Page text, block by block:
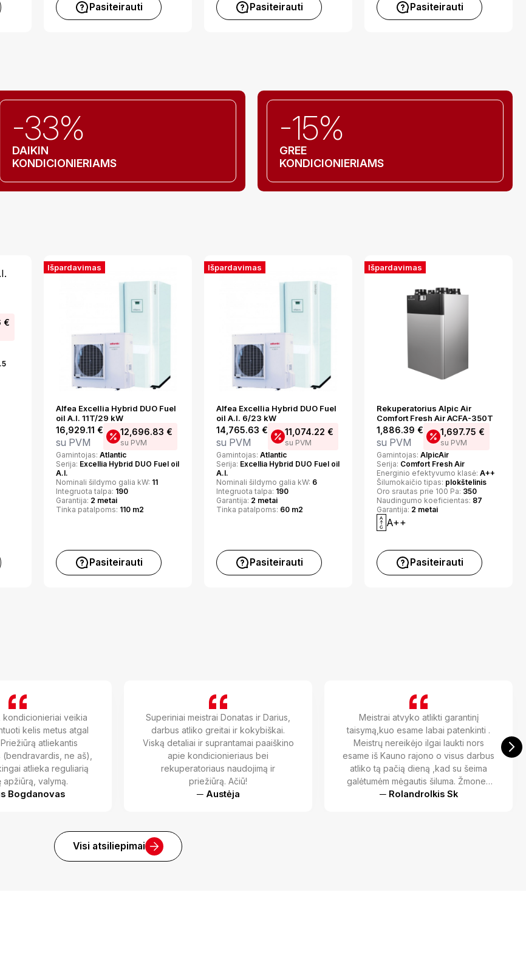
Pasiteirauti Pasiteirauti Pasiteirauti
-33%
DAIKIN
KONDICIONIERIAMS
-15%
GREE
KONDICIONIERIAMS
€
Išpardavimas
Alfea Excellia Hybrid DUO Fuel
oil A.I. 11T/29 kW
16,929.11 €
su PVM
12,696.83 €
su PVM
Gamintojas: Atlantic
Serija: Excellia Hybrid DUO Fuel oil
A.I.
Nominali šildymo galia kW: 11
Integruota talpa: 190
Garantija: 2 metai
Tinka patalpoms: 110 m2
Pasiteirauti
Išpardavimas
Alfea Excellia Hybrid DUO Fuel
oil A.I. 6/23 kW
14,765.63 €
su PVM
11,074.22 €
su PVM
Gamintojas: Atlantic
Serija: Excellia Hybrid DUO Fuel oil
A.I.
Nominali šildymo galia kW: 6
Integruota talpa: 190
Garantija: 2 metai
Tinka patalpoms: 60 m2
Pasiteirauti
Išpardavimas
Rekuperatorius Alpic Air
Comfort Fresh Air ACFA-350T
1,886.39 €
su PVM
1,697.75 €
su PVM
Gamintojas: AlpicAir
Serija: Comfort Fresh Air
Energinio efektyvumo klasė: A++
Šilumokaičio tipas: plokštelinis
Oro srautas prie 100 Pa: 350
Naudingumo koeficientas: 87
Garantija: 2 metai
A++
Pasiteirauti
kondicionieriai veikia
kelis metus atgal
atliekantis
(bendravardis, ne aš),
atlieka reguliarią
apžiūrą, valymą.
Bogdanovas
Superiniai meistrai Donatas ir Darius,
darbus atliko greitai ir kokybiškai.
Viską detaliai ir suprantamai paaiškino
apie kondicionieriaus bei
rekuperatoriaus naudojimą ir
priežiūrą. Ačiū!
─ Austėja
Meistrai atvyko atlikti garantinį
taisymą,kuo esame labai patenkinti .
Meistrų nereikėjo ilgai laukti nors
esame iš Kauno rajono o visus darbus
atliko tą pačią dieną ,kad su šeima
galėtumėm mėgautis šiluma. Žmones
suprantama kalba atsakė ir man
─ Rolandrolkis Sk
Visi atsiliepimai